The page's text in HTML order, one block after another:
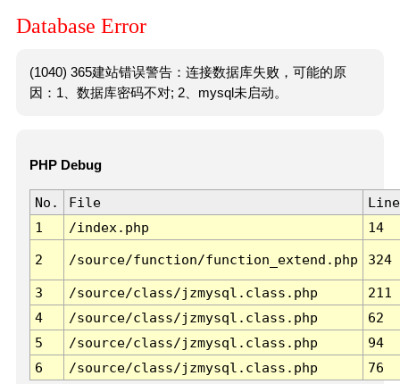
Database Error
(1040) 365建站错误警告：连接数据库失败，可能的原
因：1、数据库密码不对; 2、mysql未启动。
PHP Debug
No. File
Line
1
/index.php 14
2 /source/function/function_extend.php 324
3 /source/class/jzmysql.class.php
211
4
/source/class/jzmysql.class.php
62
5
/source/class/jzmysql.class.php
94
6
/source/class/jzmysql.class.php 76